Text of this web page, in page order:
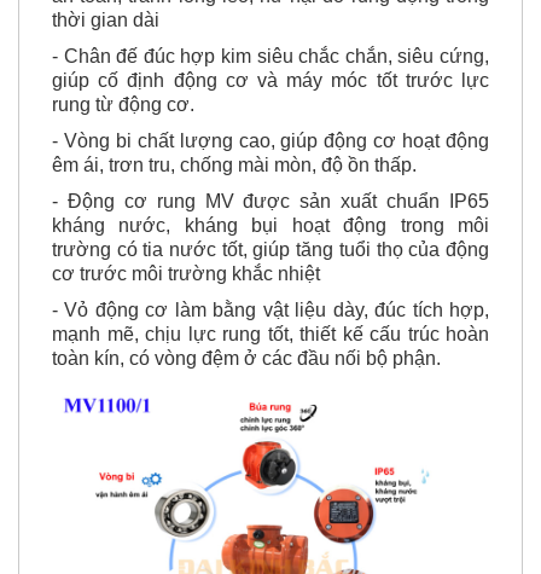
- Chân đế đúc hợp kim siêu chắc chắn, siêu cứng,
giúp cố định động cơ và máy móc tốt trước lực
rung từ động cơ.
- Vòng bi chất lượng cao, giúp động cơ hoạt động
êm ái, trơn tru, chống mài mòn, độ ồn thấp.
- Động cơ rung MV được sản xuất chuẩn IP65
kháng nước, kháng bụi hoạt động trong môi
trường có tia nước tốt, giúp tăng tuổi thọ của động
cơ trước môi trường khắc nhiệt
- Vỏ động cơ làm bằng vật liệu dày, đúc tích hợp,
mạnh mẽ, chịu lực rung tốt, thiết kế cấu trúc hoàn
toàn kín, có vòng đệm ở các đầu nối bộ phận.